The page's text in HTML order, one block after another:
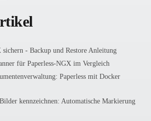
sichern - Backup und Restore Anleitung
für Paperless-NGX im Vergleich
Paperless mit Docker
kennzeichnen: Automatische Markierung